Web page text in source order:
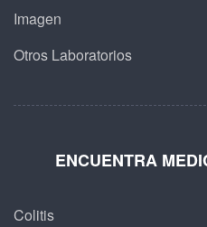
Imagen
Otros Laboratorios
ENCUENTRA
Colitis